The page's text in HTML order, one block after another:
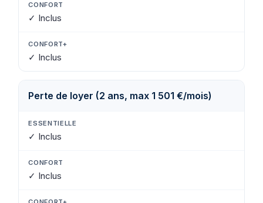
✓ Inclus
✓ Inclus
Perte de loyer (2 ans, max 1 501 €/mois)
✓ Inclus
✓ Inclus